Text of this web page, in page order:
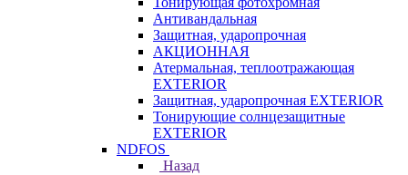
Антивандальная
Защитная, ударопрочная
АКЦИОННАЯ
Атермальная, теплоотражающая
EXTERIOR
Защитная, ударопрочная EXTERIOR
Тонирующие солнцезащитные
EXTERIOR
NDFOS
Назад